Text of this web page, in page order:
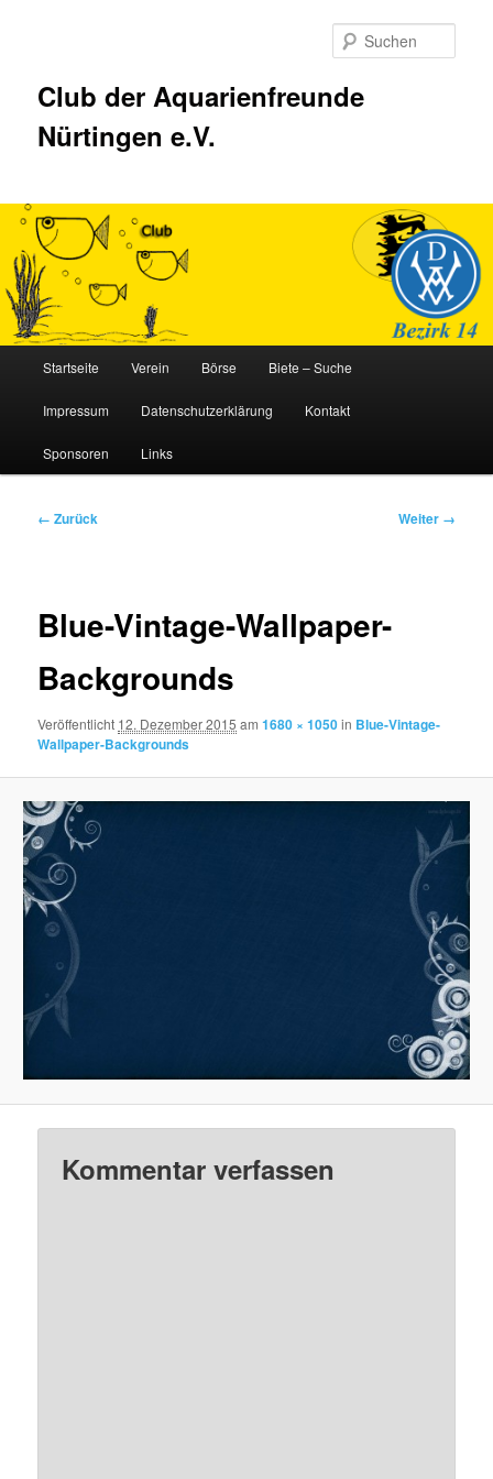
Club der Aquarienfreunde
Nürtingen e.V.
Startseite Verein Börse Biete – Suche
Impressum Datenschutzerklärung Kontakt
Sponsoren Links
Bilder-
← Zurück Weiter →
Blue-Vintage-Wallpaper-
Backgrounds
Veröffentlicht 12. Dezember 2015 am1680 × 1050in Blue-Vintage-
Wallpaper-Backgrounds
Kommentar verfassen